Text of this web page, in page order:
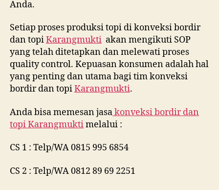
Anda.
Setiap proses produksi topi di konveksi bordir
dan topiKarangmukti akan mengikuti SOP
yang telah ditetapkan dan melewati proses
quality control. Kepuasan konsumen adalah hal
yang penting dan utama bagi tim konveksi
bordir dan topiKarangmukti.
Anda bisa memesan jasakonveksi bordir dan
topiKarangmuktimelalui :
CS 1 : Telp/WA 0815 995 6854
CS 2 : Telp/WA 0812 89 69 2251